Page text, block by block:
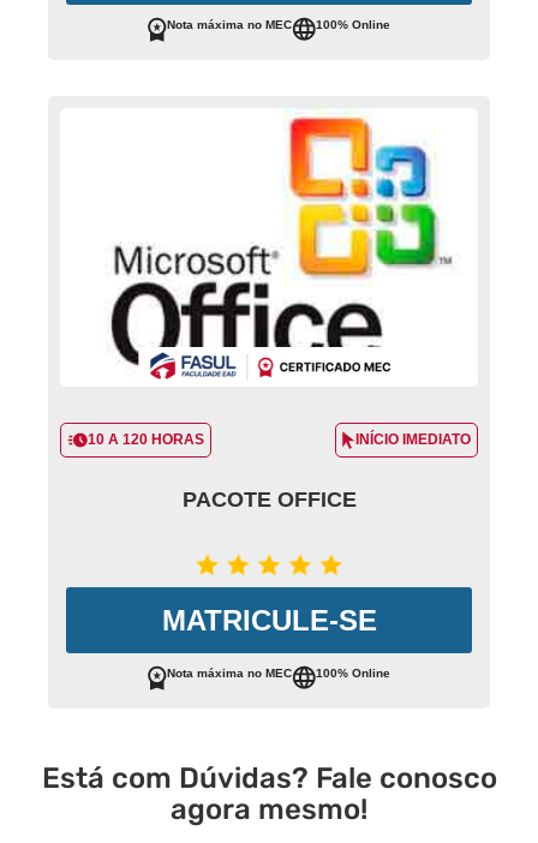
Nota máxima no MEC 100% Online
10 A 120 HORAS INÍCIO IMEDIATO
PACOTE OFFICE
MATRICULE-SE
Nota máxima no MEC 100% Online
Está com Dúvidas? Fale conosco
agora mesmo!